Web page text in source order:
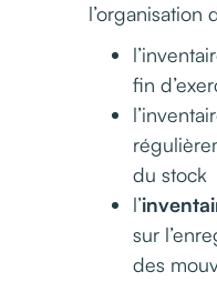
l’organisation
fin
du stock
l’
sur
des